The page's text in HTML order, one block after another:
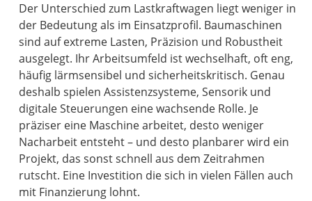
Der Unterschied zum Lastkraftwagen liegt weniger in
der Bedeutung als im Einsatzprofil. Baumaschinen
sind auf extreme Lasten, Präzision und Robustheit
ausgelegt. Ihr Arbeitsumfeld ist wechselhaft, oft eng,
häufig lärmsensibel und sicherheitskritisch. Genau
deshalb spielen Assistenzsysteme, Sensorik und
digitale Steuerungen eine wachsende Rolle. Je
präziser eine Maschine arbeitet, desto weniger
Nacharbeit entsteht – und desto planbarer wird ein
Projekt, das sonst schnell aus dem Zeitrahmen
rutscht. Eine Investition die sich in vielen Fällen auch
mit Finanzierung lohnt.